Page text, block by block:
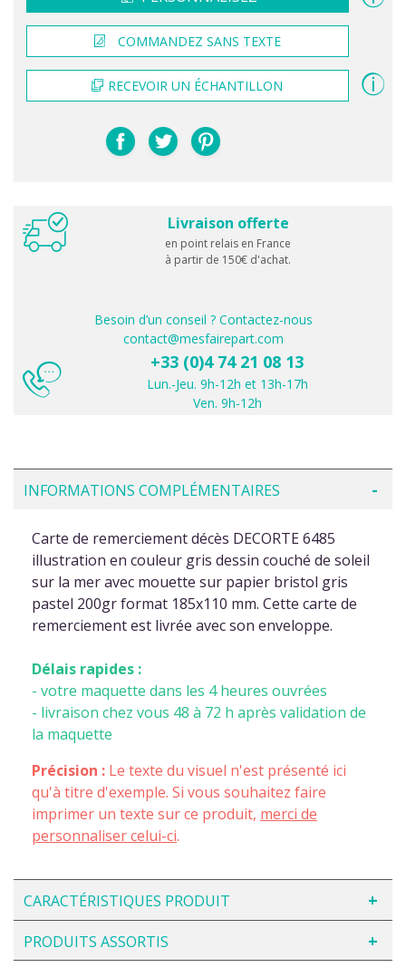
COMMANDEZ SANS TEXTE
RECEVOIR UN ÉCHANTILLON
Livraison offerte
en point relais en France
à partir de 150€ d'achat.
Besoin d’un conseil ? Contactez-nous
contact@mesfairepart.com
+33 (0)4 74 21 08 13
Lun.-Jeu. 9h-12h et 13h-17h
Ven. 9h-12h
INFORMATIONS COMPLÉMENTAIRES
Carte de remerciement décès DECORTE 6485
illustration en couleur gris dessin couché de soleil
sur la mer avec mouette sur papier bristol gris
pastel 200gr format 185x110 mm. Cette carte de
remerciement est livrée avec son enveloppe.
Délais rapides :
- votre maquette dans les 4 heures ouvrées
- livraison chez vous 48 à 72 h après validation de
la maquette
Précision : Le texte du visuel n'est présenté ici
qu'à titre d'exemple. Si vous souhaitez faire
imprimer un texte sur ce produit, merci de
personnaliser celui-ci.
CARACTÉRISTIQUES PRODUIT
PRODUITS ASSORTIS